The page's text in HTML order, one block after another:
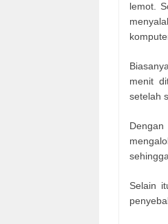
lemot.
menit
setelah
Selain